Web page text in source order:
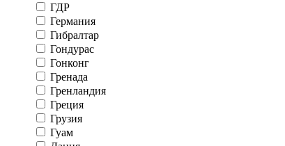
ГДР
Германия
Гибралтар
Гондурас
Гонконг
Гренада
Гренландия
Греция
Грузия
Гуам